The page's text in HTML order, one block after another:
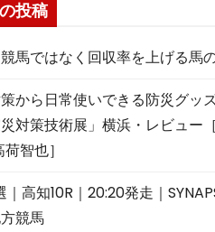
投稿
馬ではなく回収率を上げる馬
から日常使いできる防災グッ
対策技術展」横浜・レビュー
智也］
｜高知10R｜20:20発走｜
競馬